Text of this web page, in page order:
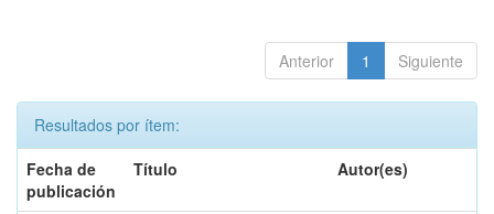
Anterior 1 Siguiente
Resultados por ítem:
Fecha de
publicación
Título Autor(es)